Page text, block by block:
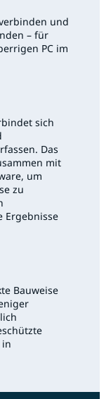
und
– für
PC im
sich
Das
mit
um
zu
Ergebnisse
Bauweise
in